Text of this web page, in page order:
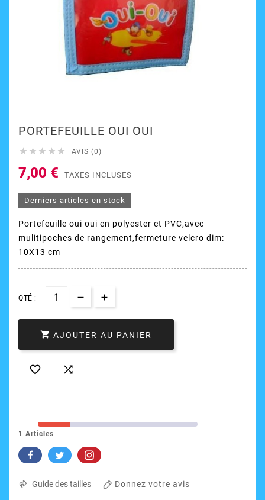
PORTEFEUILLE OUI OUI
     AVIS (0)
7,00 € TAXES INCLUSES
Derniers articles en stock
Portefeuille oui oui en polyester et PVC,avec
mulitipoches de rangement,fermeture velcro dim:
10X13 cm
QTÉ :
 AJOUTER AU PANIER
 
1 Articles
Guide des tailles Donnez votre avis